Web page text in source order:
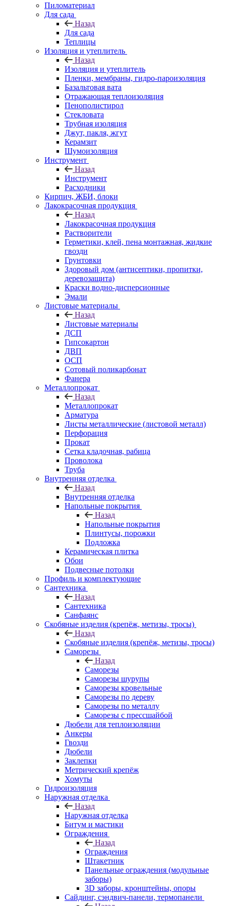
Пиломатериал
Для сада
Назад
Для сада
Теплицы
Изоляция и утеплитель
Назад
Изоляция и утеплитель
Пленки, мембраны, гидро-пароизоляция
Базальтовая вата
Отражающая теплоизоляция
Пенополистирол
Стекловата
Трубная изоляция
Джут, пакля, жгут
Керамзит
Шумоизоляция
Инструмент
Назад
Инструмент
Расходники
Кирпич, ЖБИ, блоки
Лакокрасочная продукция
Назад
Лакокрасочная продукция
Растворители
Герметики, клей, пена монтажная, жидкие
гвозди
Грунтовки
Здоровый дом (антисептики, пропитки,
деревозащита)
Краски водно-дисперсионные
Эмали
Листовые материалы
Назад
Листовые материалы
ДСП
Гипсокартон
ДВП
ОСП
Сотовый поликарбонат
Фанера
Металлопрокат
Назад
Металлопрокат
Арматура
Листы металлические (листовой металл)
Перфорация
Прокат
Сетка кладочная, рабица
Проволока
Труба
Внутренняя отделка
Назад
Внутренняя отделка
Напольные покрытия
Назад
Напольные покрытия
Плинтусы, порожки
Подложка
Керамическая плитка
Обои
Подвесные потолки
Профиль и комплектующие
Сантехника
Назад
Сантехника
Санфаянс
Скобяные изделия (крепёж, метизы, тросы)
Назад
Скобяные изделия (крепёж, метизы, тросы)
Саморезы
Назад
Саморезы
Саморезы шурупы
Саморезы кровельные
Саморезы по дереву
Саморезы по металлу
Саморезы с прессшайбой
Дюбели для теплоизоляции
Анкеры
Гвозди
Дюбели
Заклепки
Метрический крепёж
Хомуты
Гидроизоляция
Наружная отделка
Назад
Наружная отделка
Битум и мастики
Ограждения
Назад
Ограждения
Штакетник
Панельные ограждения (модульные
заборы)
3D заборы, кронштейны, опоры
Cайдинг, сэндвич-панели, термопанели